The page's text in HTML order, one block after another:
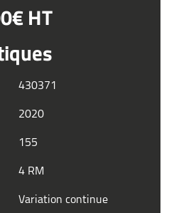
HT
430371
2020
155
4 RM
Variation continue